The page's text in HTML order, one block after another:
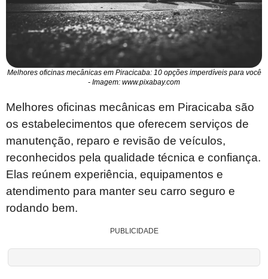
Melhores oficinas mecânicas em Piracicaba: 10 opções imperdíveis para você
- Imagem: www.pixabay.com
Melhores oficinas mecânicas em Piracicaba são
os estabelecimentos que oferecem serviços de
manutenção, reparo e revisão de veículos,
reconhecidos pela qualidade técnica e confiança.
Elas reúnem experiência, equipamentos e
atendimento para manter seu carro seguro e
rodando bem.
PUBLICIDADE